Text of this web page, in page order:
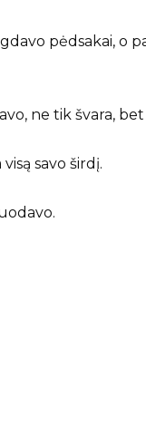
pėdsakai, o
ne tik švara,
savo širdį.